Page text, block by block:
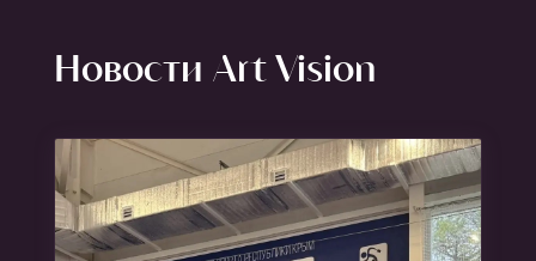
Новости Art Vision